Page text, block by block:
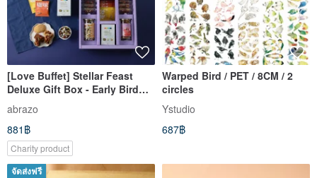
[Love Buffet] Stellar Feast
Deluxe Gift Box - Early Bird
Offer Ends 8/23
abrazo
881฿
Charity product
Warped Bird / PET / 8CM / 2
circles
Ystudio
687฿
จัดส่งฟรี